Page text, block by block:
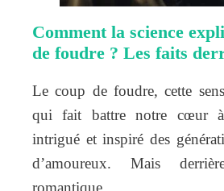
Comment la science
de foudre ? Les faits
Le coup de foudre, cette
qui fait battre notre cœur
intrigué et inspiré des
d’amoureux. Mais
romantique…